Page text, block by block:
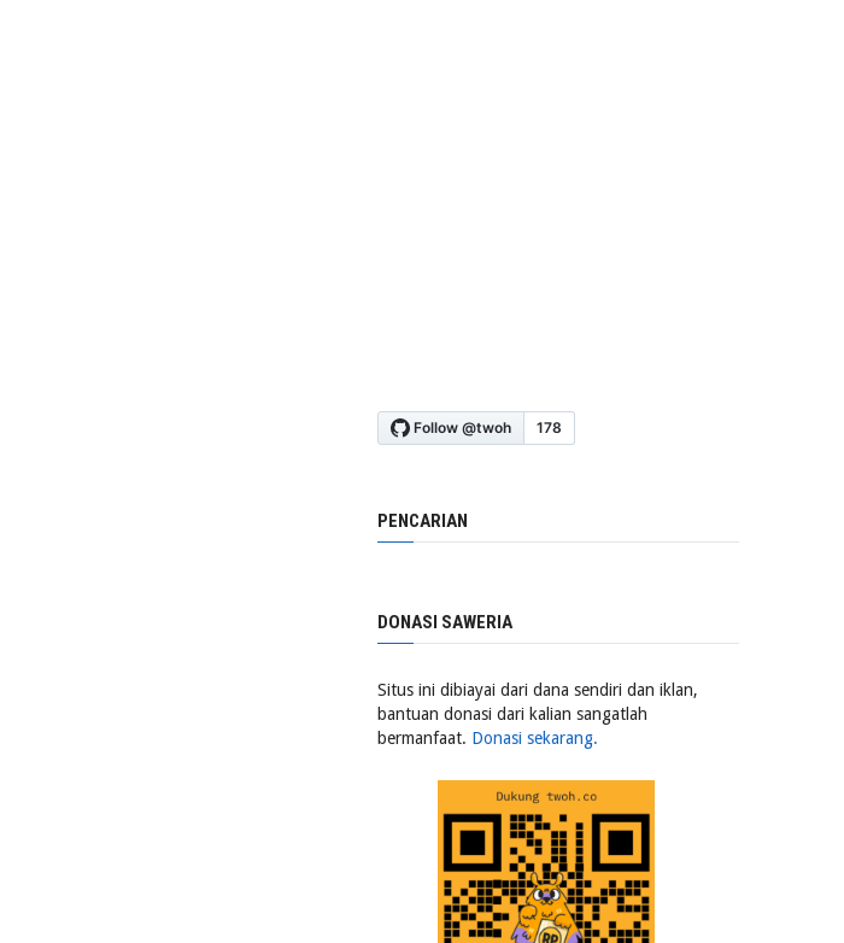
PENCARIAN
DONASI SAWERIA
Situs ini dibiayai dari dana sendiri dan iklan,
bantuan donasi dari kalian sangatlah
bermanfaat. Donasi sekarang.